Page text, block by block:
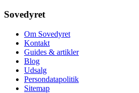
Sovedyret
Om Sovedyret
Kontakt
Guides & artikler
Blog
Udsalg
Persondatapolitik
Sitemap